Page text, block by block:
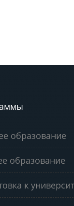
образование
образование
к